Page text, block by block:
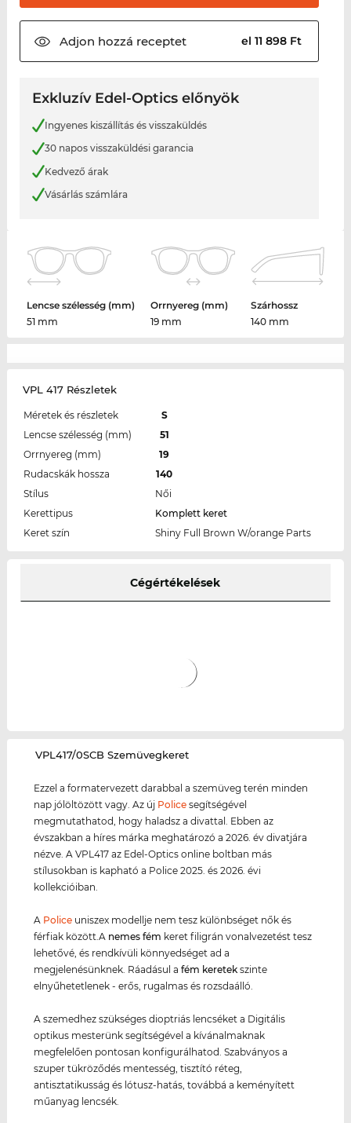
Adjon hozzá receptet el 11 898 Ft
Exkluzív Edel-Optics előnyök
Ingyenes kiszállítás és visszaküldés
30 napos visszaküldési garancia
Kedvező árak
Vásárlás számlára
Lencse szélesség (mm)
51 mm
Orrnyereg (mm)
19 mm
Szárhossz
140 mm
VPL 417 Részletek
Méretek és részletek
S
Lencse szélesség (mm)
51
Orrnyereg (mm)
19
Rudacskák hossza
140
Stílus
Női
Kerettipus
Komplett keret
Keret szín
Shiny Full Brown W/orange Parts
Cégértékelések
‌VPL417/0SCB Szemüvegkeret
Ezzel a formatervezett darabbal a szemüveg terén minden
nap jólöltözött vagy. Az új Police segítségével
megmutathatod, hogy haladsz a divattal. Ebben az
évszakban a híres márka meghatározó a 2026. év divatjára
nézve. A VPL417 az Edel-Optics online boltban más
stílusokban is kapható a Police 2025. és 2026. évi
kollekcióiban.
A Police uniszex modellje nem tesz különbséget nők és
férfiak között.A nemes fém keret filigrán vonalvezetést tesz
lehetővé, és rendkívüli könnyedséget ad a
megjelenésünknek. Ráadásul afém keretek szinte
elnyűhetetlenek - erős, rugalmas és rozsdaálló.
A szemedhez szükséges dioptriás lencséket a Digitális
optikus mesterünk segítségével a kívánalmaknak
megfelelően pontosan konfigurálhatod. Szabványos a
szuper tükröződés mentesség, tisztító réteg,
antisztatikusság és lótusz-hatás, továbbá a keményített
műanyag lencsék.